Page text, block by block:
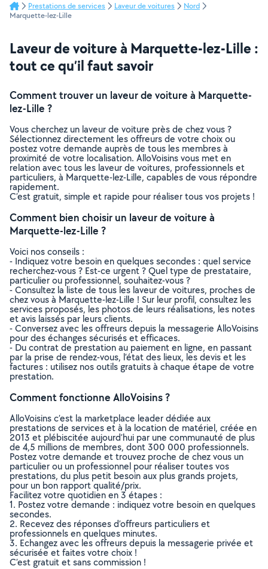
Prestations de services Laveur de voitures
Nord
Marquette-lez-Lille
Laveur de voiture à Marquette-lez-Lille :
tout ce qu’il faut savoir
Comment trouver un laveur de voiture à Marquette-
lez-Lille ?
Vous cherchez un laveur de voiture près de chez vous ?
Sélectionnez directement les offreurs de votre choix ou
postez votre demande auprès de tous les membres à
proximité de votre localisation. AlloVoisins vous met en
relation avec tous les laveur de voitures, professionnels et
particuliers, à Marquette-lez-Lille, capables de vous répondre
rapidement.
C’est gratuit, simple et rapide pour réaliser tous vos projets !
Comment bien choisir un laveur de voiture à
Marquette-lez-Lille ?
Voici nos conseils :
- Indiquez votre besoin en quelques secondes : quel service
recherchez-vous ? Est-ce urgent ? Quel type de prestataire,
particulier ou professionnel, souhaitez-vous ?
- Consultez la liste de tous les laveur de voitures, proches de
chez vous à Marquette-lez-Lille ! Sur leur profil, consultez les
services proposés, les photos de leurs réalisations, les notes
et avis laissés par leurs clients.
- Conversez avec les offreurs depuis la messagerie AlloVoisins
pour des échanges sécurisés et efficaces.
- Du contrat de prestation au paiement en ligne, en passant
par la prise de rendez-vous, l’état des lieux, les devis et les
factures : utilisez nos outils gratuits à chaque étape de votre
prestation.
Comment fonctionne AlloVoisins ?
AlloVoisins c’est la marketplace leader dédiée aux
prestations de services et à la location de matériel, créée en
2013 et plébiscitée aujourd’hui par une communauté de plus
de 4,5 millions de membres, dont 300 000 professionnels.
Postez votre demande et trouvez proche de chez vous un
particulier ou un professionnel pour réaliser toutes vos
prestations, du plus petit besoin aux plus grands projets,
pour un bon rapport qualité/prix.
Facilitez votre quotidien en 3 étapes :
1. Postez votre demande : indiquez votre besoin en quelques
secondes.
2. Recevez des réponses d’offreurs particuliers et
professionnels en quelques minutes.
3. Echangez avec les offreurs depuis la messagerie privée et
sécurisée et faites votre choix !
C’est gratuit et sans commission !